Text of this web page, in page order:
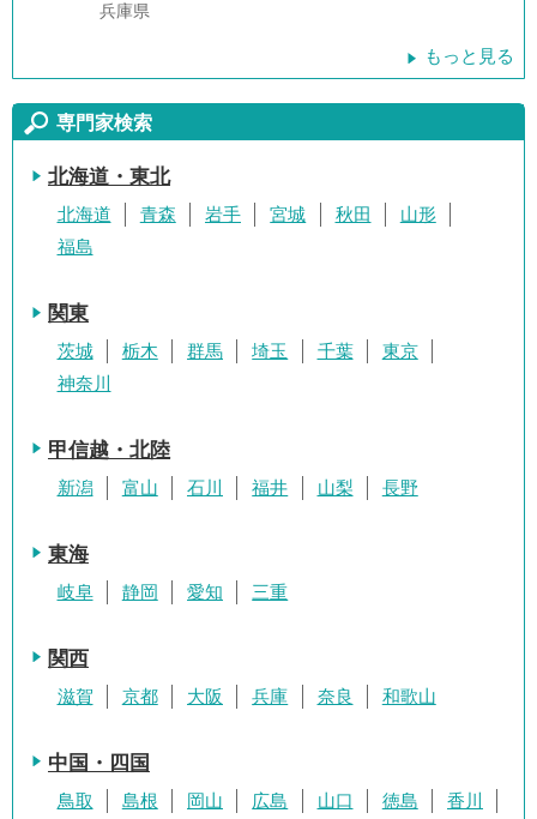
兵庫県
もっと見る
専門家検索
北海道・東北
北海道 青森 岩手 宮城 秋田
山形
福島
関東
茨城 栃木 群馬 埼玉 千葉
東京
神奈川
甲信越・北陸
新潟 富山 石川 福井 山梨 長野
東海
岐阜 静岡 愛知 三重
関西
滋賀 京都 大阪 兵庫 奈良 和歌山
中国・四国
鳥取 島根 岡山 広島 山口 徳島
香川